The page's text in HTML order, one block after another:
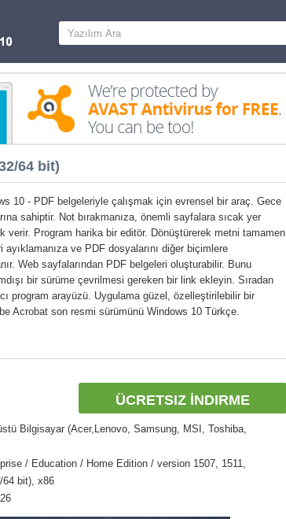
64 bit)
10 - PDF belgeleriyle çalışmak için evrensel bir araç. Gece
sahiptir. Not bırakmanıza, önemli sayfalara sıcak yer
verir. Program harika bir editör. Dönüştürerek metni tamamen
ve PDF dosyalarını diğer biçimlere
Web sayfalarından PDF belgeleri oluşturabilir. Bunu
bir sürüme çevrilmesi gereken bir link ekleyin. Sıradan
program arayüzü. Uygulama güzel, özelleştirilebilir bir
Acrobat son resmi sürümünü Windows 10 Türkçe.
ÜCRETSIZ İNDIRME
Bilgisayar (Acer,Lenovo, Samsung, MSI, Toshiba,
/ Education / Home Edition / version 1507, 1511,
64 bit), x86